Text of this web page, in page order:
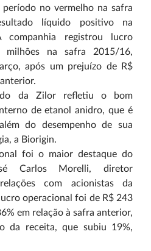
no vermelho na safra
líquido positivo na
companhia registrou lucro
milhões na safra 2015/16,
após um prejuízo de R$
da Zilor refletiu o bom
de etanol anidro, que é
do desempenho de sua
a Biorigin.
foi o maior destaque do
Carlos Morelli, diretor
com acionistas da
operacional foi de R$ 243
em relação à safra anterior,
da receita, que subiu 19%,